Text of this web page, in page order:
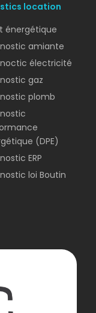
location
énergétique
amiante
électricité
gaz
plomb
(DPE)
ERP
loi Boutin